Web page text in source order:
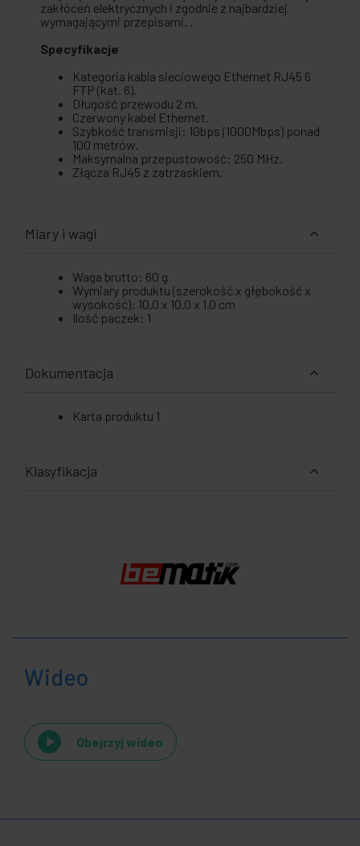
zakłóceń elektrycznych i zgodnie z najbardziej
wymagającymi przepisami. .
Specyfikacje
Kategoria kabla sieciowego Ethernet RJ45 6
FTP (kat. 6).
Długość przewodu 2 m.
Czerwony kabel Ethernet.
Szybkość transmisji: 1Gbps (1000Mbps) ponad
100 metrów.
Maksymalna przepustowość: 250 MHz.
Złącza RJ45 z zatrzaskiem.
Miary i wagi
Waga brutto: 60 g
Wymiary produktu (szerokość x głębokość x
wysokość): 10.0 x 10.0 x 1.0 cm
Ilość paczek: 1
Dokumentacja
Karta produktu 1
Klasyfikacja
Wideo
Obejrzyj wideo